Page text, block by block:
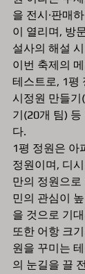
을 전시·판매
이 열리며, 방
설사의 해설
이번 축제의
테스트로, 1평
시정원 만들기
기(20개 팀)
다.
1평 정원은 아
정원이며, 디
만의 정원으로
민의 관심이
을 것으로 기
또한 어항 크
원을 꾸미는
의 눈길을 끌